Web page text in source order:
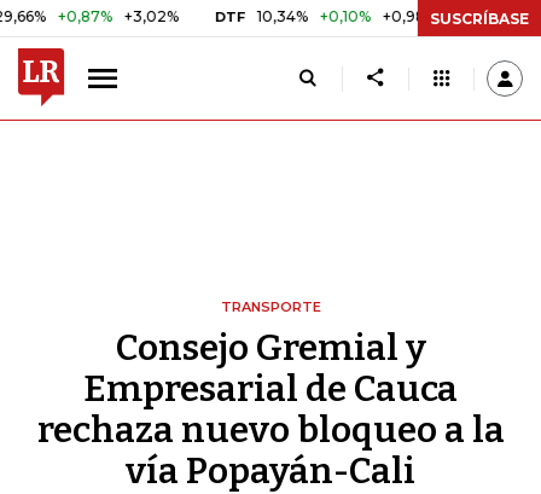
+0,87% +3,02% DTF 10,34% +0,10% +0,98% UVR $ 416,96
SUSCRÍBASE
TRANSPORTE
Consejo Gremial y
Empresarial de Cauca
rechaza nuevo bloqueo a la
vía Popayán-Cali